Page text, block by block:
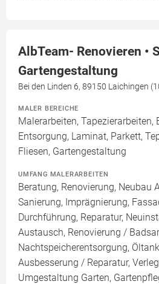
AlbTeam- Renovieren •
Gartengestaltung
Bei den Linden 6, 89150 Laichingen
MALER BEREICHE
Malerarbeiten, Tapezierarbeiten,
Entsorgung, Laminat, Parkett,
Fliesen, Gartengestaltung
UMFANG MALERARBEITEN
Beratung, Renovierung, Neubau
Sanierung, Imprägnierung,
Durchführung, Reparatur,
Austausch, Renovierung /
Nachtspeicherentsorgung,
Ausbesserung / Reparatur,
Umgestaltung Garten,